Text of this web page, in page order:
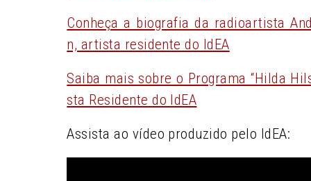
Conheça a biografia da radioartista
n, artista residente do IdEA
Saiba mais sobre o Programa “Hilda
sta Residente do IdEA
Assista ao vídeo produzido pelo IdEA: